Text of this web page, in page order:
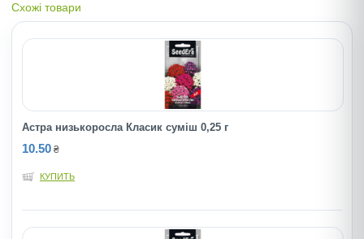
Схожі товари
Астра низькоросла Класик суміш 0,25 г
10.50 ₴
КУПИТЬ